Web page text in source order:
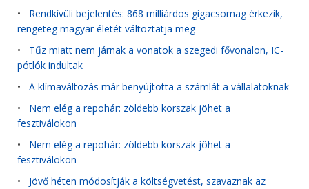
• Rendkívüli bejelentés: 868 milliárdos gigacsomag érkezik,
rengeteg magyar életét változtatja meg
• Tűz miatt nem járnak a vonatok a szegedi fővonalon, IC-
pótlók indultak
• A klímaváltozás már benyújtotta a számlát a vállalatoknak
• Nem elég a repohár: zöldebb korszak jöhet a
fesztiválokon
• Nem elég a repohár: zöldebb korszak jöhet a
fesztiválokon
• Jövő héten módosítják a költségvetést, szavaznak az